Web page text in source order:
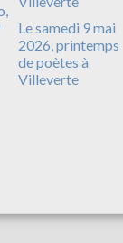
Le samedi 9 mai
2026, printemps
de poètes à
Villeverte